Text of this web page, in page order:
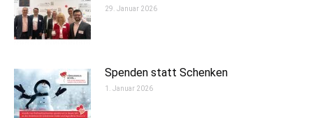
29. Januar 2026
Spenden statt Schenken
1. Januar 2026